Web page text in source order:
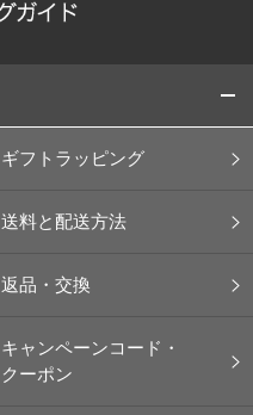
ギフトラッピング
送料と配送方法
返品・交換
キャンペーンコード・
クーポン